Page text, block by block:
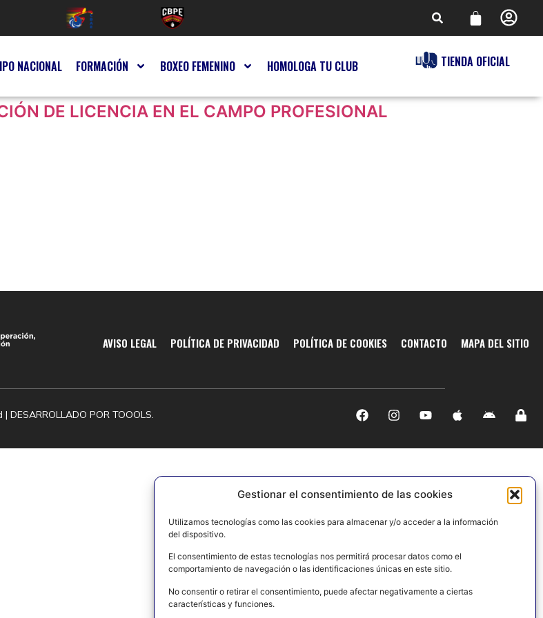
Gestionar el consentimiento de las cookies
Utilizamos tecnologías como las cookies para almacenar y/o acceder a la información
del dispositivo.
El consentimiento de estas tecnologías nos permitirá procesar datos como el
comportamiento de navegación o las identificaciones únicas en este sitio.
No consentir o retirar el consentimiento, puede afectar negativamente a ciertas
características y funciones.
NACIONAL FORMACIÓN BOXEO FEMENINO HOMOLOGA TU CLUB TIENDA OFICIAL
DE LICENCIA EN EL CAMPO PROFESIONAL
AVISO LEGAL POLÍTICA DE PRIVACIDAD POLÍTICA DE COOKIES CONTACTO MAPA DEL SITIO
| DESARROLLADO POR TOOOLS.